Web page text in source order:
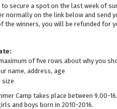
to secure a spot on the last week of
normally on the link below and send
the winners, you will be refunded for
of five rows about why you
name, address, age
size
Camp takes place between 9.00-
and boys born in 2010-2016.